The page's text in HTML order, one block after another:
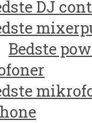
DJ
Bedste